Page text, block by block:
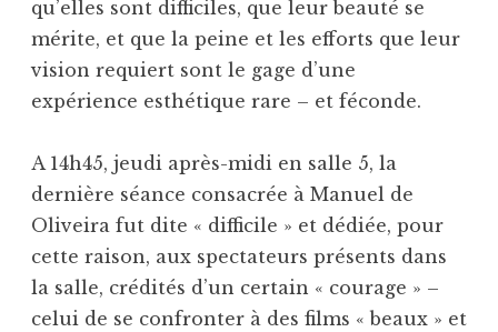
qu’elles sont difficiles, que leur beauté se
mérite, et que la peine et les efforts que leur
vision requiert sont le gage d’une
expérience esthétique rare – et féconde.
A 14h45, jeudi après-midi en salle 5, la
dernière séance consacrée à Manuel de
Oliveira fut dite « difficile » et dédiée, pour
cette raison, aux spectateurs présents dans
la salle, crédités d’un certain « courage » –
celui de se confronter à des films « beaux » et